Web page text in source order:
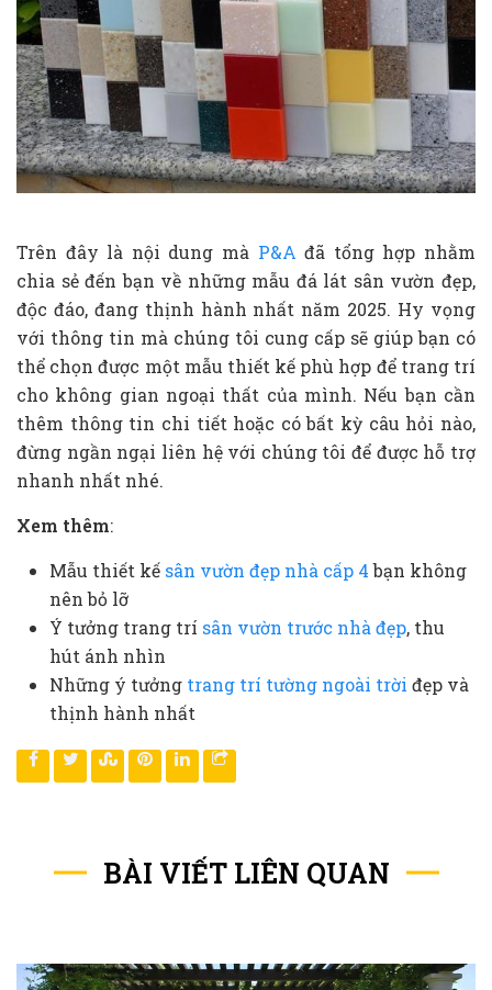
Trên đây là nội dung mà P&A đã tổng hợp nhằm
chia sẻ đến bạn về những mẫu đá lát sân vườn đẹp,
độc đáo, đang thịnh hành nhất năm 2025. Hy vọng
với thông tin mà chúng tôi cung cấp sẽ giúp bạn có
thể chọn được một mẫu thiết kế phù hợp để trang trí
cho không gian ngoại thất của mình. Nếu bạn cần
thêm thông tin chi tiết hoặc có bất kỳ câu hỏi nào,
đừng ngần ngại liên hệ với chúng tôi để được hỗ trợ
nhanh nhất nhé.
Xem thêm:
Mẫu thiết kế sân vườn đẹp nhà cấp 4bạn không
nên bỏ lỡ
Ý tưởng trang trí sân vườn trước nhà đẹp, thu
hút ánh nhìn
Những ý tưởng trang trí tường ngoài trời đẹp và
thịnh hành nhất
BÀI VIẾT LIÊN QUAN